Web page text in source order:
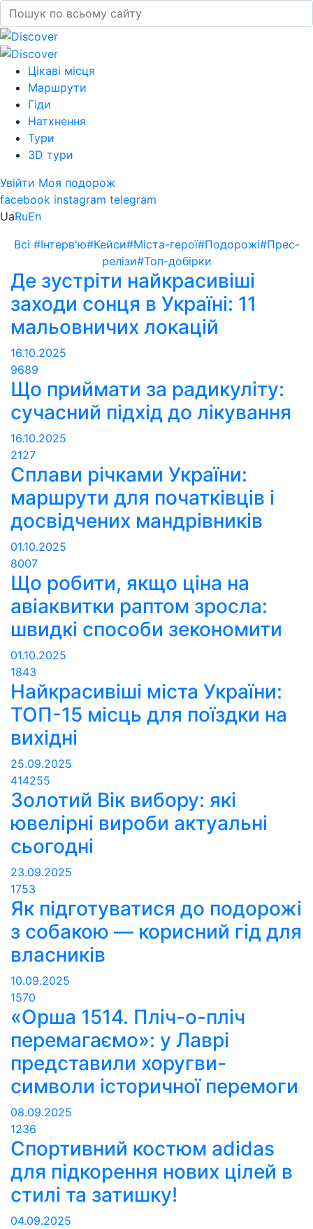
Цікаві місця
Маршрути
Гіди
Натхнення
Тури
3D тури
Увійти Моя подорож
facebook instagram telegram
UaRuEn
Всі #Інтерв'ю#Кейси#Міста-герої#Подорожі#Прес-
релізи#Топ-добірки
Де зустріти найкрасивіші
заходи сонця в Україні: 11
мальовничих локацій
16.10.2025
9689
Що приймати за радикуліту:
сучасний підхід до лікування
16.10.2025
2127
Сплави річками України:
маршрути для початківців і
досвідчених мандрівників
01.10.2025
8007
Що робити, якщо ціна на
авіаквитки раптом зросла:
швидкі способи зекономити
01.10.2025
1843
Найкрасивіші міста України:
ТОП-15 місць для поїздки на
вихідні
25.09.2025
414255
Золотий Вік вибору: які
ювелірні вироби актуальні
сьогодні
23.09.2025
1753
Як підготуватися до подорожі
з собакою — корисний гід для
власників
10.09.2025
1570
«Орша 1514. Пліч-о-пліч
перемагаємо»: у Лаврі
представили хоругви-
символи історичної перемоги
08.09.2025
1236
Спортивний костюм adidas
для підкорення нових цілей в
стилі та затишку!
04.09.2025